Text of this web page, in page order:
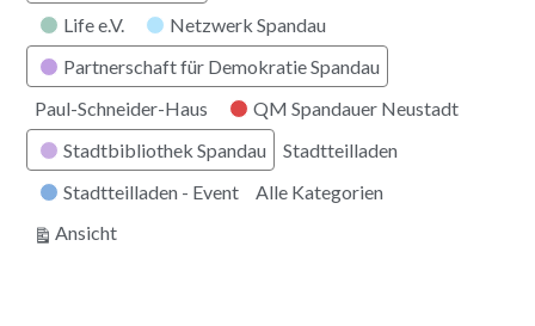
Life e.V.
Netzwerk Spandau
Partnerschaft für Demokratie Spandau
Paul-Schneider-Haus
QM Spandauer Neustadt
Stadtbibliothek Spandau
Stadtteilladen
Stadtteilladen - Event
Alle Kategorien
Ansichtausdrucken